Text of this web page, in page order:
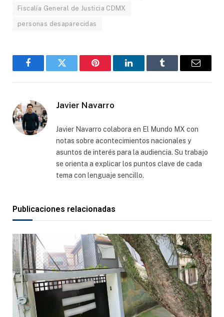
Fiscalía General de Justicia CDMX
personas desaparecidas
FacebookGorjeo Pinterest LinkedInTumblr
Correo
Javier Navarro
Javier Navarro colabora en El Mundo MX con
notas sobre acontecimientos nacionales y
asuntos de interés para la audiencia. Su trabajo
se orienta a explicar los puntos clave de cada
tema con lenguaje sencillo.
Publicaciones relacionadas